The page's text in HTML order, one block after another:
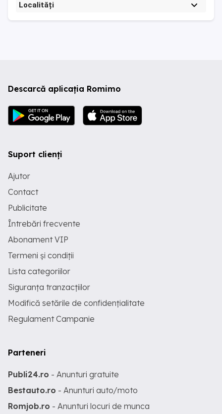
Localități
Descarcă aplicația Romimo
Suport clienți
Ajutor
Contact
Publicitate
Întrebări frecvente
Abonament VIP
Termeni și condiții
Lista categoriilor
Siguranța tranzacțiilor
Modifică setările de confidențialitate
Regulament Campanie
Parteneri
Publi24.ro - Anunturi gratuite
Bestauto.ro - Anunturi auto/moto
Romjob.ro - Anunturi locuri de munca